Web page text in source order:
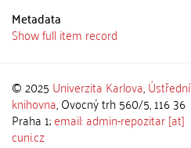
Metadata
Show full item record
© 2025 Univerzita Karlova,Ústřední
knihovna, Ovocný trh 560/5, 116 36
Praha 1;email: admin-repozitar [at]
cuni.cz